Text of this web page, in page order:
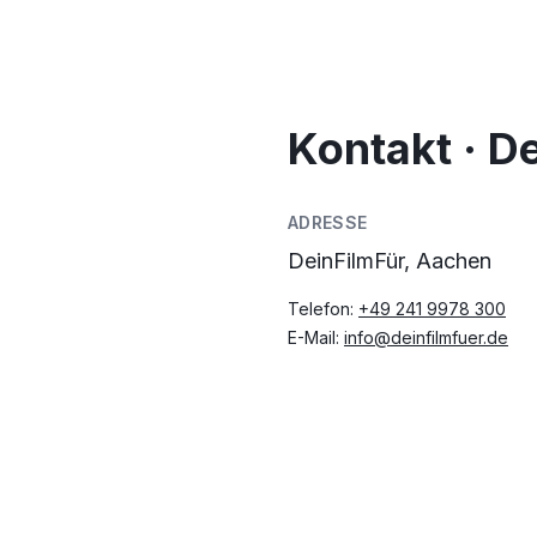
Kontakt ·
ADRESSE
DeinFilmFür, Aachen
Telefon: +49 241 9978 300
E-Mail: info@deinfilmfuer.de